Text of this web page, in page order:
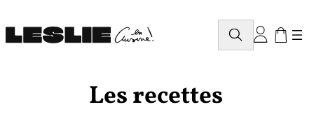
au
contenu
Rechercher
Les recettes